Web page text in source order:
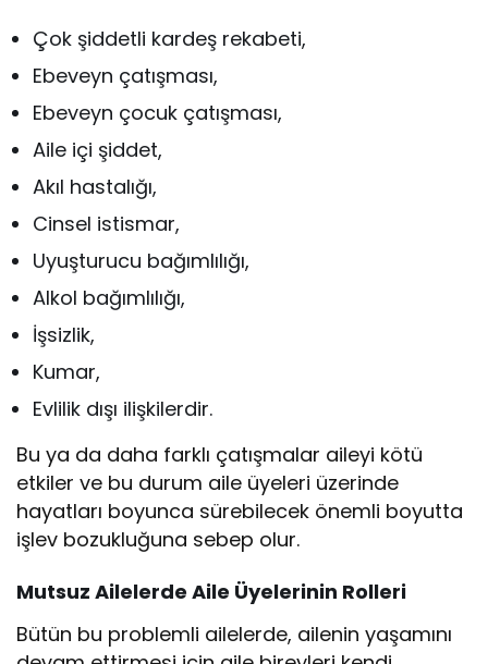
Çok şiddetli kardeş rekabeti,
Ebeveyn çatışması,
Ebeveyn çocuk çatışması,
Aile içi şiddet,
Akıl hastalığı,
Cinsel istismar,
Uyuşturucu bağımlılığı,
Alkol bağımlılığı,
İşsizlik,
Kumar,
Evlilik dışı ilişkilerdir.
Bu ya da daha farklı çatışmalar aileyi kötü
etkiler ve bu durum aile üyeleri üzerinde
hayatları boyunca sürebilecek önemli boyutta
işlev bozukluğuna sebep olur.
Mutsuz Ailelerde Aile Üyelerinin Rolleri
Bütün bu problemli ailelerde, ailenin yaşamını